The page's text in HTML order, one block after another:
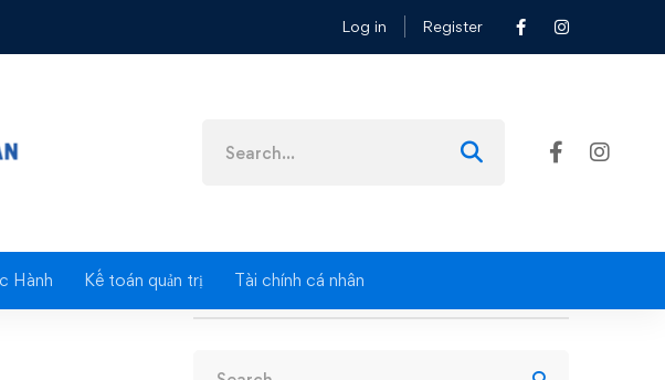
Log in Register
for:
Hành Kế toán quản trị Tài chính cá nhân
Bắc Giang